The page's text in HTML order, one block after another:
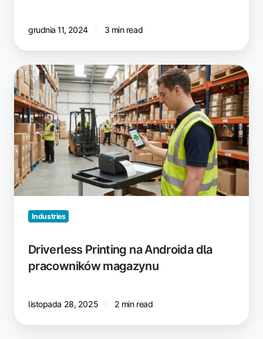
grudnia 11, 2024 3 min read
Driverless
Printing
na
Androida
dla
pracowników
magazynu
Industries
Driverless Printing na Androida dla
pracowników magazynu
listopada 28, 2025 2 min read